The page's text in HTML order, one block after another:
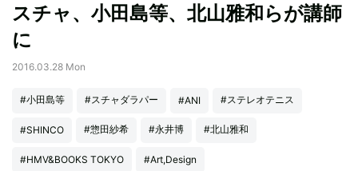
スチャ、小田島等、北山雅和らが講師
に
2016.03.28 Mon
#小田島等 #スチャダラパー #ANI #ステレオテニス
#SHINCO #惣田紗希 #永井博 #北山雅和
#HMV&BOOKS TOKYO #Art,Design